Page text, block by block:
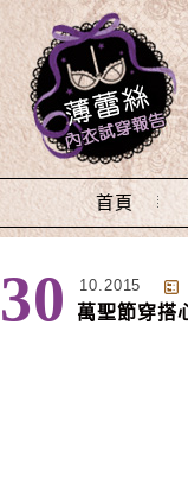
Main Menu
首頁
30 10.2015
萬聖節穿搭